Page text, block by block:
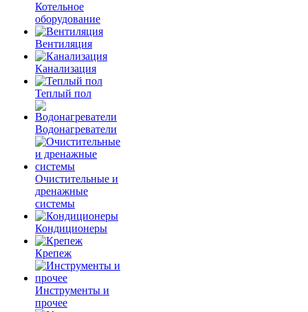
Котельное
оборудование
Вентиляция
Канализация
Теплый пол
Водонагреватели
Очистительные и
дренажные
системы
Кондиционеры
Крепеж
Инструменты и
прочее